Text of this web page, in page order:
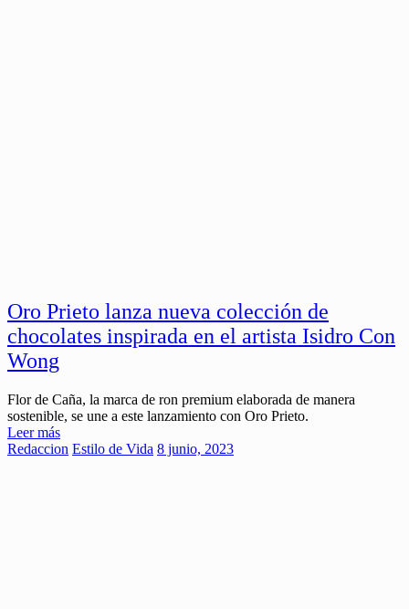
Oro Prieto lanza nueva colección de
chocolates inspirada en el artista Isidro Con
Wong
Flor de Caña, la marca de ron premium elaborada de manera
sostenible, se une a este lanzamiento con Oro Prieto.
Leer más
Redaccion Estilo de Vida 8 junio, 2023